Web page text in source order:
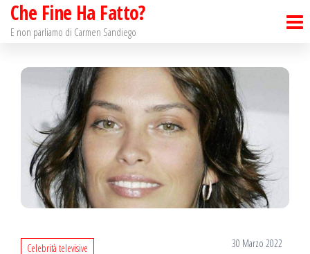
SaltaChe Fine Ha Fatto?
E non parliamo di Carmen Sandiego
Celebrità televisive 30 Marzo 2022